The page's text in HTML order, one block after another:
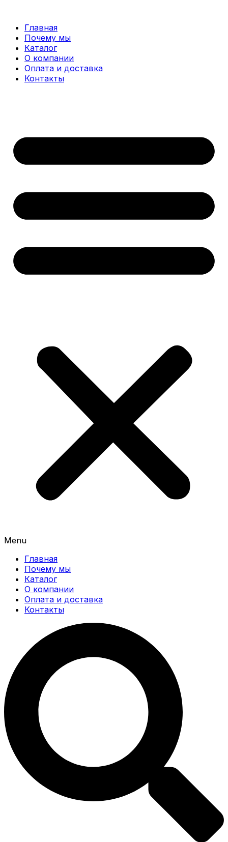
содержимому
Главная
Почему мы
Каталог
О компании
Оплата и доставка
Контакты
Menu
Главная
Почему мы
Каталог
О компании
Оплата и доставка
Контакты